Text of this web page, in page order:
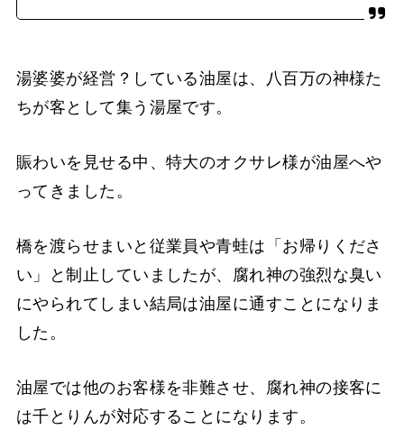
湯婆婆が経営？している油屋は、八百万の神様た
ちが客として集う湯屋です。
賑わいを見せる中、特大のオクサレ様が油屋へや
ってきました。
橋を渡らせまいと従業員や青蛙は「お帰りくださ
い」と制止していましたが、腐れ神の強烈な臭い
にやられてしまい結局は油屋に通すことになりま
した。
油屋では他のお客様を非難させ、腐れ神の接客に
は千とりんが対応することになります。